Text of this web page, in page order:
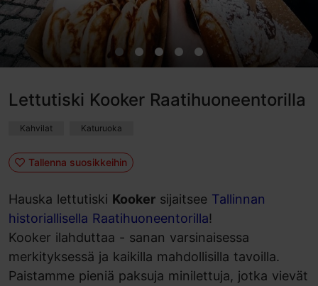
Lettutiski Kooker Raatihuoneentorilla
Kahvilat Katuruoka
Tallenna suosikkeihin
Hauska lettutiski Kooker sijaitsee Tallinnan
historiallisella Raatihuoneentorilla!
Kooker ilahduttaa - sanan varsinaisessa
merkityksessä ja kaikilla mahdollisilla tavoilla.
Paistamme pieniä paksuja minilettuja, jotka vievät